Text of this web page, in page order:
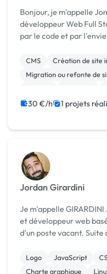
Bonjour, je m'appelle
développeur Web Full
par le code et par
suis capable de vous
CMS
Création de site
Migration ou refonte de
Laravel
30 €/h 1 projets
Jordan Girardini
Je m'appelle
et développeur web
d'un poste vacant. Suite à une reconversion
milieu qui me
Logo JavaScript
Charte graphique